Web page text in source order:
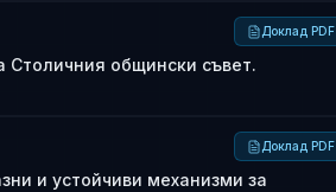
Доклад PDF
Столичния общински съвет.
Доклад PDF
и устойчиви механизми за